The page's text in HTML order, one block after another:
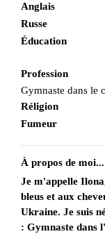
Anglais
Russe
Éducation
Profession
Gymnaste dans le
Réligion
Fumeur
À propos de moi...
Je m'appelle
bleus et aux
Ukraine. Je suis
: Gymnaste dans